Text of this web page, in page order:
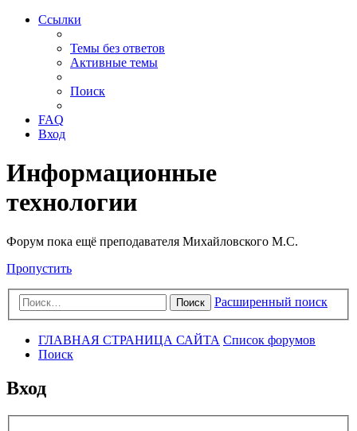
Ссылки
Темы без ответов
Активные темы
Поиск
FAQ
Вход
Информационные
технологии
Форум пока ещё преподавателя Михайловского М.С.
Пропустить
Поиск Расширенный поиск
ГЛАВНАЯ СТРАНИЦА САЙТА Список форумов
Поиск
Вход